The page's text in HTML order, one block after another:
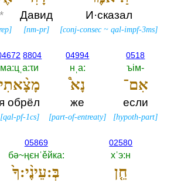
И·сказал
[conj-consec ~qal-impf-3ms]
Давид
[nm-pr]
*
]
0518
ъiм-‎
אִם־
если
[hypoth-part]
04994
нˌа:‎
נָא֩
же
[part-of-entreaty]
8804
ма:цˌа:τи
מָצָ֨אתִי
я обрёл
[qal-pf-1cs]
02580
хˈэ:н
חֵ֤ן
05869
бә~ңєнˈěйка:‎
בְּ:עֵינֶ֨י:ךָ֙